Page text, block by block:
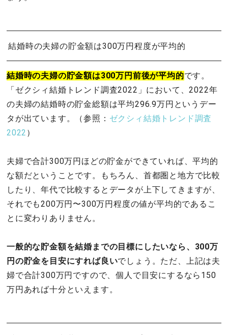
結婚時の夫婦の貯金額は300万円程度が平均的
結婚時の夫婦の貯金額は300万円前後が平均的です。
「ゼクシィ結婚トレンド調査2022」において、2022年
の夫婦の結婚時の貯金総額は平均296.9万円というデー
タが出ています。（参照： ゼクシィ結婚トレンド調査
2022 ）
夫婦で合計300万円ほどの貯金ができていれば、平均的
な額だということです。もちろん、首都圏と地方で比較
したり、年代で比較するとデータが上下してきますが、
それでも200万円〜300万円程度の値が平均的であるこ
とに変わりありません。
一般的な貯金額を結婚までの目標にしたいなら、300万
円の貯金を目安にすれば良いでしょう。ただ、上記は夫
婦で合計300万円ですので、個人で目安にするなら150
万円あれば十分といえます。